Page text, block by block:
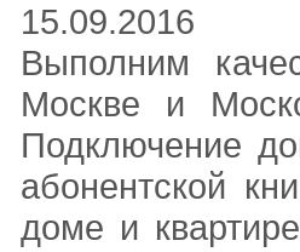
15.09.2016
Выполним
Москве и
Подключение
абонентской
доме и